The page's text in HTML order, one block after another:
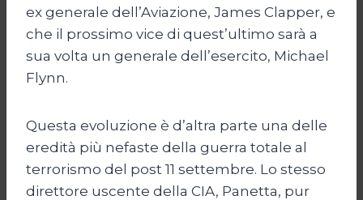
ex generale dell’Aviazione, James Clapper, e
che il prossimo vice di quest’ultimo sarà a
sua volta un generale dell’esercito, Michael
Flynn.
Questa evoluzione è d’altra parte una delle
eredità più nefaste della guerra totale al
terrorismo del post 11 settembre. Lo stesso
direttore uscente della CIA, Panetta, pur